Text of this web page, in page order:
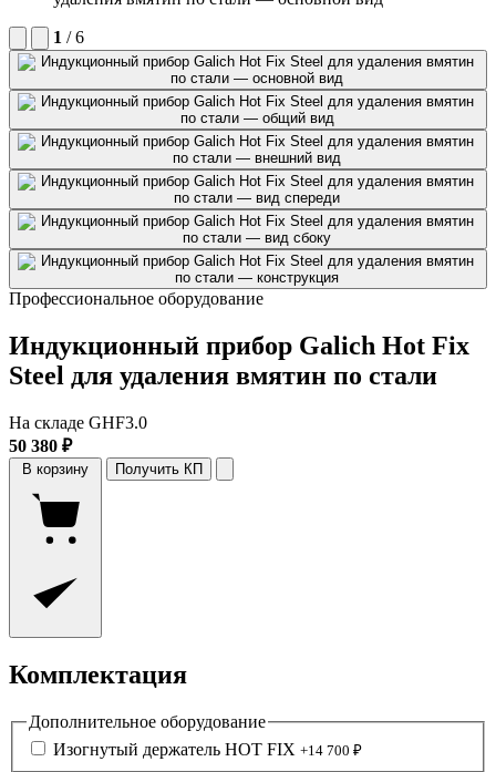
1 / 6
Профессиональное оборудование
Индукционный прибор Galich Hot Fix
Steel для удаления вмятин по стали
На складе GHF3.0
50 380 ₽
В корзину Получить КП
Комплектация
Дополнительное оборудование
Изогнутый держатель HOT FIX +14 700 ₽